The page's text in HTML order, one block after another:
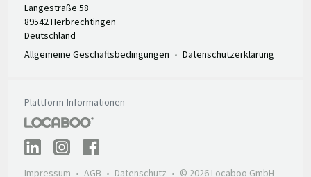
Langestraße 58
89542 Herbrechtingen
Deutschland
Allgemeine Geschäftsbedingungen
Datenschutzerklärung
Plattform-Informationen
Impressum AGB Datenschutz © 2026 Locaboo GmbH